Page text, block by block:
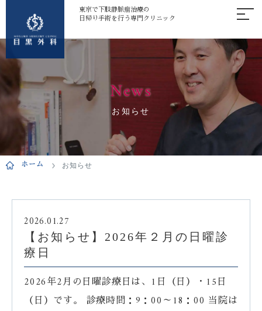
東京で下肢静脈瘤治療の
日帰り手術を行う専門クリニック
News
お知らせ
ホーム お知らせ
2026.01.27
【お知らせ】2026年２月の日曜診
療日
2026年2月の日曜診療日は、1日（日）・15日
（日）です。 診療時間：9：00～18：00 当院は